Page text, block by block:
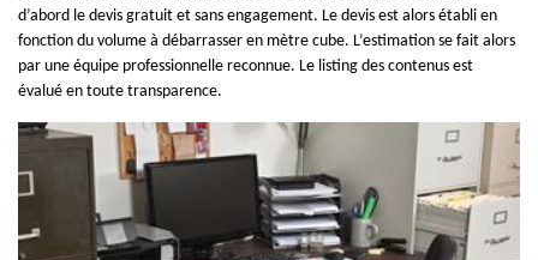
d’abord le devis gratuit et sans engagement. Le devis est alors établi en
fonction du volume à débarrasser en mètre cube. L’estimation se fait alors
par une équipe professionnelle reconnue. Le listing des contenus est
évalué en toute transparence.